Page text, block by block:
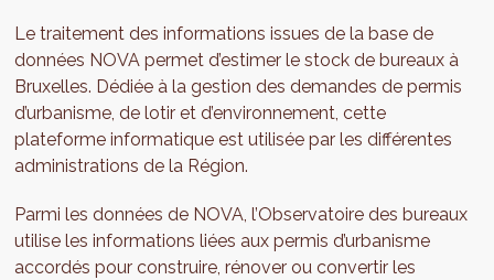
Le traitement des informations issues de la base de
données NOVA permet d’estimer le stock de bureaux à
Bruxelles. Dédiée à la gestion des demandes de permis
d’urbanisme, de lotir et d’environnement, cette
plateforme informatique est utilisée par les différentes
administrations de la Région.
Parmi les données de NOVA, l’Observatoire des bureaux
utilise les informations liées aux permis d’urbanisme
accordés pour construire, rénover ou convertir les